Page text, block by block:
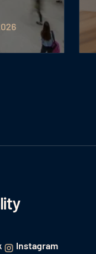
Instagram